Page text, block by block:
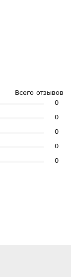
Всего отзывов
0
0
0
0
0